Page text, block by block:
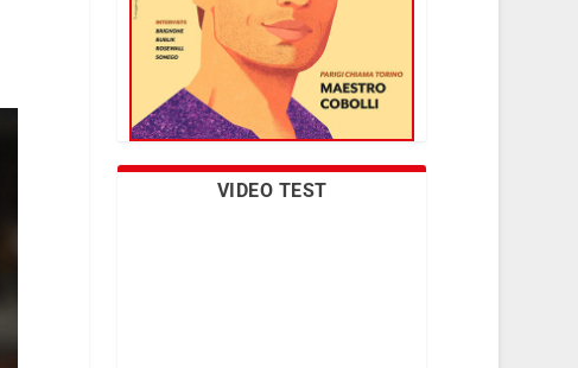
VIDEO TEST